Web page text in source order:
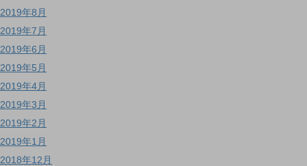
2019年8月
2019年7月
2019年6月
2019年5月
2019年4月
2019年3月
2019年2月
2019年1月
2018年12月